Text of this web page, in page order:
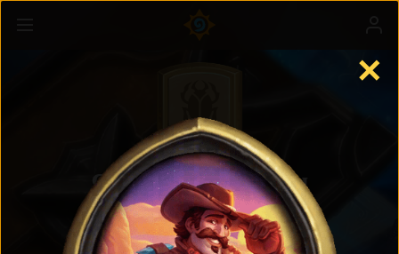
Стандартные карты
ПРИОБРЕСТИ КОМПЛЕКТЫ КАРТ
✕